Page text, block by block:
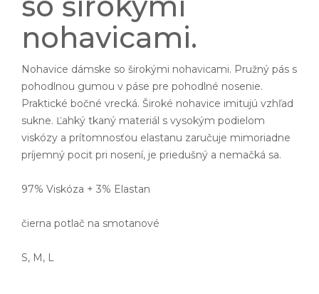
nohavicami.
Nohavice dámske so širokými nohavicami. Pružný pás s
pohodlnou gumou v páse pre pohodlné nosenie.
Praktické bočné vrecká. Široké nohavice imitujú vzhľad
sukne. Ľahký tkaný materiál s vysokým podielom
viskózy a prítomnosťou elastanu zaručuje mimoriadne
príjemný pocit pri nosení, je priedušný a nemačká sa.
97% Viskóza + 3% Elastan
čierna potlač na smotanové
S, M, L